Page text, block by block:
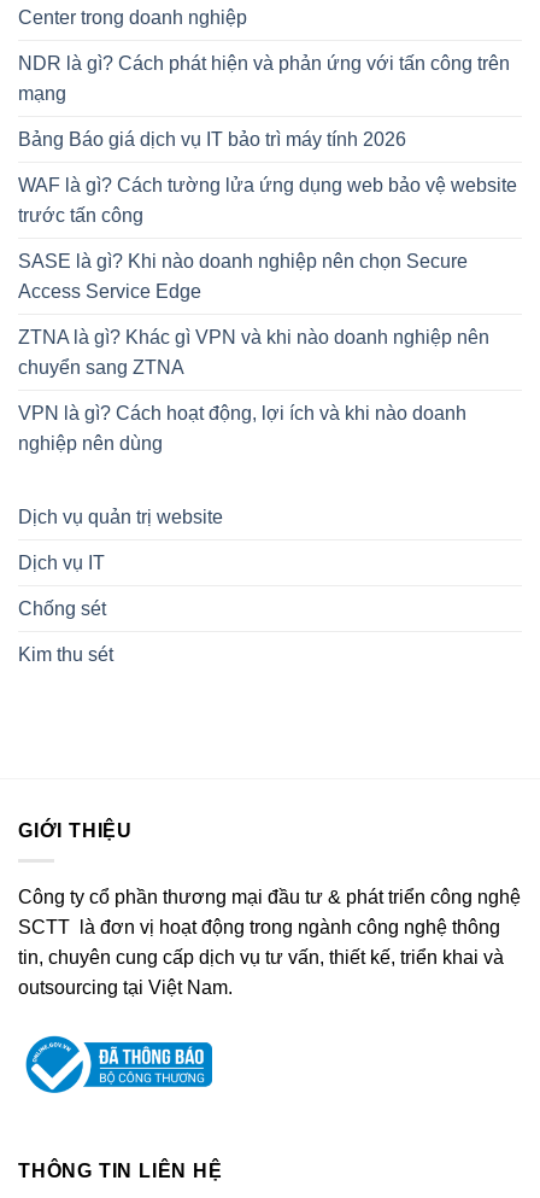
Center trong doanh nghiệp
NDR là gì? Cách phát hiện và phản ứng với tấn công trên
mạng
Bảng Báo giá dịch vụ IT bảo trì máy tính 2026
WAF là gì? Cách tường lửa ứng dụng web bảo vệ website
trước tấn công
SASE là gì? Khi nào doanh nghiệp nên chọn Secure
Access Service Edge
ZTNA là gì? Khác gì VPN và khi nào doanh nghiệp nên
chuyển sang ZTNA
VPN là gì? Cách hoạt động, lợi ích và khi nào doanh
nghiệp nên dùng
Dịch vụ quản trị website
Dịch vụ IT
Chống sét
Kim thu sét
GIỚI THIỆU
Công ty cổ phần thương mại đầu tư & phát triển công nghệ
SCTT là đơn vị hoạt động trong ngành công nghệ thông
tin, chuyên cung cấp dịch vụ tư vấn, thiết kế, triển khai và
outsourcing tại Việt Nam.
THÔNG TIN LIÊN HỆ